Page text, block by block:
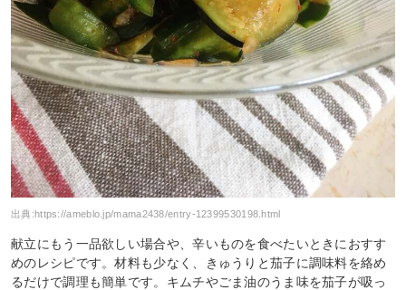
出典:https://ameblo.jp/mama2438/entry-12399530198.html
献立にもう一品欲しい場合や、辛いものを食べたいときにおすす
めのレシピです。材料も少なく、きゅうりと茄子に調味料を絡め
るだけで調理も簡単です。キムチやごま油のうま味を茄子が吸っ